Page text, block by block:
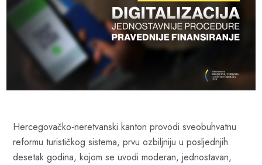
Hercegovačko-neretvanski kanton provodi sveobuhvatnu
reformu turističkog sistema, prvu ozbiljniju u posljednjih
desetak godina, kojom se uvodi moderan, jednostavan,